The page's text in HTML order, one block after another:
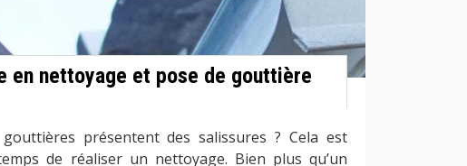
en nettoyage et pose de gouttière
présentent des salissures ? Cela est
de réaliser un nettoyage. Bien plus qu’un